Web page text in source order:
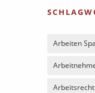
Arbeiten